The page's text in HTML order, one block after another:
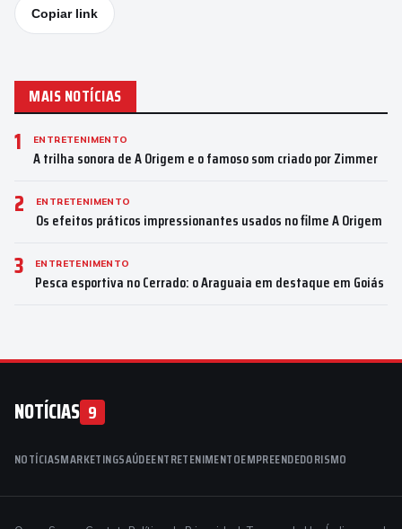
Copiar link
MAIS NOTÍCIAS
1 ENTRETENIMENTO
A trilha sonora de A Origem e o famoso som criado por Zimmer
2 ENTRETENIMENTO
Os efeitos práticos impressionantes usados no filme A Origem
3 ENTRETENIMENTO
Pesca esportiva no Cerrado: o Araguaia em destaque em Goiás
NOTÍCIAS 9
NOTÍCIASMARKETINGSAÚDEENTRETENIMENTOEMPREENDEDORISMO